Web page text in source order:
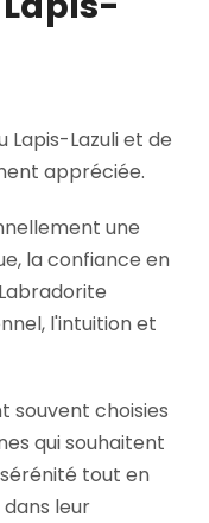
Lapis-Lazuli et de
appréciée.
une
la confiance en
l'intuition et
souvent choisies
qui souhaitent
tout en
leur